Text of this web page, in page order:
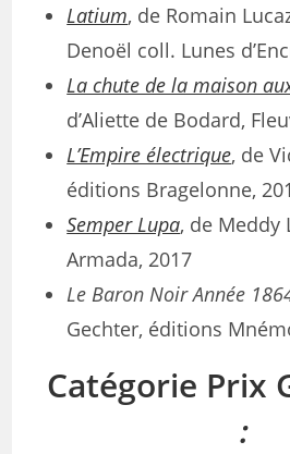
Latium, de Romain
Denoël coll. Lunes
La chute de la maison
d’Aliette de Bodard,
L’Empire électrique, de
éditions Bragelonne,
Semper Lupa, de Meddy
Armada, 2017
Le Baron Noir Année
Gechter, éditions
Catégorie Prix
: